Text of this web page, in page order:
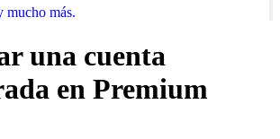
mucho más.
una cuenta
en Premium